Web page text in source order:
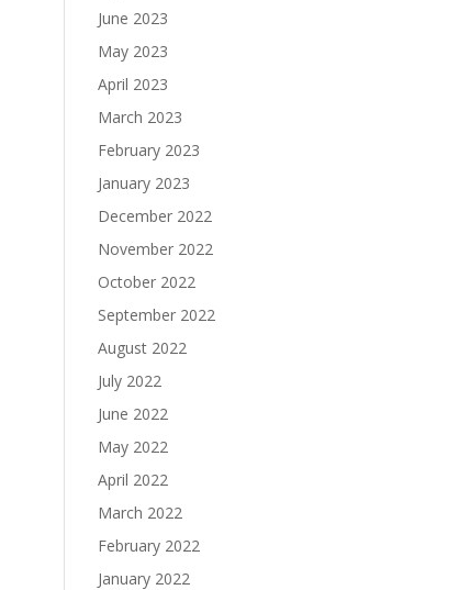
June 2023
May 2023
April 2023
March 2023
February 2023
January 2023
December 2022
November 2022
October 2022
September 2022
August 2022
July 2022
June 2022
May 2022
April 2022
March 2022
February 2022
January 2022